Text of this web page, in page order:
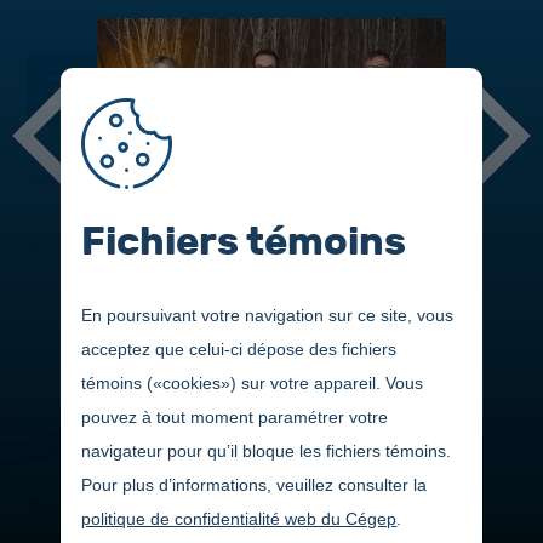
Sous le thèmeLes 5 saisons du CECC
ainsi que les artisans de cette belle soirée!
PHOTOS
Fichiers témoins
En poursuivant votre navigation sur ce site, vous
acceptez que celui-ci dépose des fichiers
témoins («cookies») sur votre appareil. Vous
pouvez à tout moment paramétrer votre
navigateur pour qu’il bloque les fichiers témoins.
Pour plus d’informations, veuillez consulter la
politique de confidentialité web du Cégep